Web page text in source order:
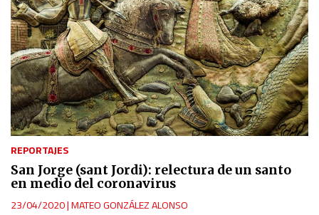
REPORTAJES
San Jorge (sant Jordi): relectura de un santo
en medio del coronavirus
23/04/2020|MATEO GONZÁLEZ ALONSO